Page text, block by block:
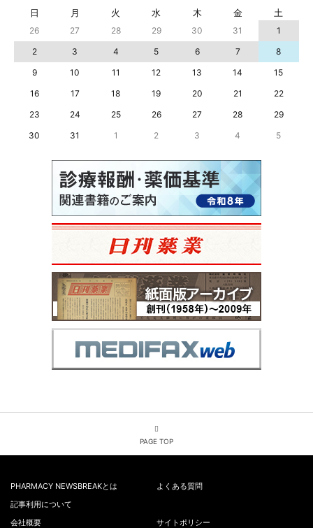
日 月 火 水 木 金 土
26 27 28 29 30 31
1
2
3 4 5 6 7
8
9
10 11 12 13 14
15
16
17 18 19 20 21
22
23
24 25 26 27 28
29
30
31 1 2 3 4 5
PAGE TOP
PHARMACY NEWSBREAKとは
よくある質問
記事利用について
会社概要
サイトポリシー